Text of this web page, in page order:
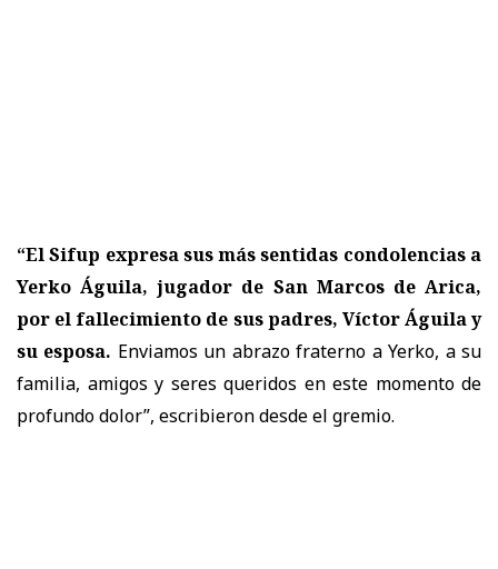
“El Sifup expresa sus más sentidas condolencias a
Yerko Águila, jugador de San Marcos de Arica,
por el fallecimiento de sus padres, Víctor Águila y
su esposa. Enviamos un abrazo fraterno a Yerko, a su
familia, amigos y seres queridos en este momento de
profundo dolor”, escribieron desde el gremio.